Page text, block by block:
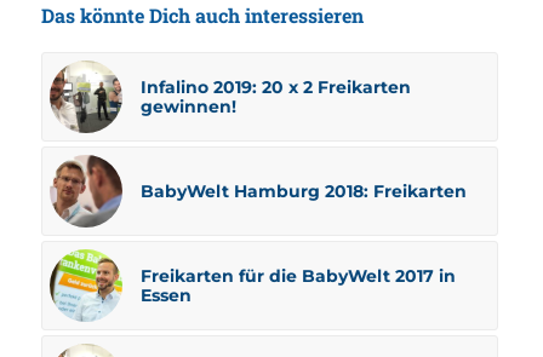
Das könnte Dich auch interessieren
Infalino 2019: 20 x 2 Freikarten
gewinnen!
BabyWelt Hamburg 2018: Freikarten
Freikarten für die BabyWelt 2017 in
Essen